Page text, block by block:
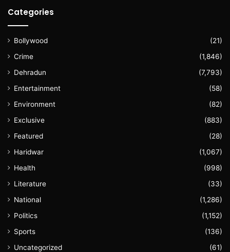
Categories
Bollywood
(21)
Crime
(1,846)
Dehradun
(7,793)
Entertainment
(58)
Environment
(82)
Exclusive
(883)
Featured
(28)
Haridwar
(1,067)
Health
(998)
Literature
(33)
National
(1,286)
Politics
(1,152)
Sports
(136)
Uncategorized
(61)